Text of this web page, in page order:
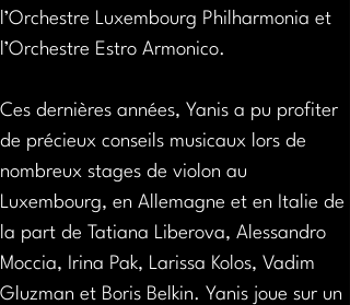
l’Orchestre Luxembourg Philharmonia et
l’Orchestre Estro Armonico.
Ces dernières années, Yanis a pu profiter
de précieux conseils musicaux lors de
nombreux stages de violon au
Luxembourg, en Allemagne et en Italie de
la part de Tatiana Liberova, Alessandro
Moccia, Irina Pak, Larissa Kolos, Vadim
Gluzman et Boris Belkin. Yanis joue sur un